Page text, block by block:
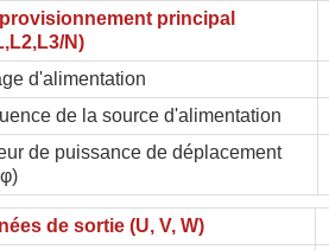
principal
N)
d'alimentation
de la source d'alimentation
de puissance de déplacement
de sortie (U, V, W)